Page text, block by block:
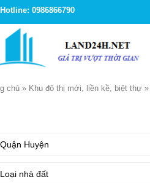
Hotline: 0986866790
chủ » Khu đô thị mới, liền kề, biệt thự »